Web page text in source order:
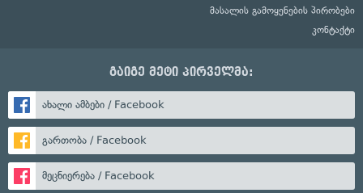
მასალის გამოყენების პირობები
კონტაქტი
გაიგე მეტი პირველმა:
ახალი ამბები / Facebook
გართობა / Facebook
მეცნიერება / Facebook